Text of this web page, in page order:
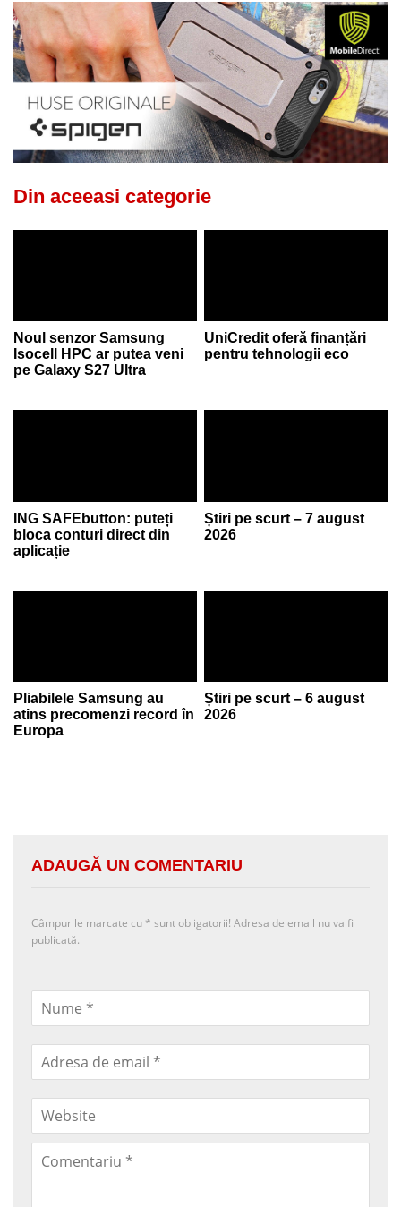
Din aceeasi categorie
Noul senzor Samsung
Isocell HPC ar putea veni
pe Galaxy S27 Ultra
UniCredit oferă finanțări
pentru tehnologii eco
ING SAFEbutton: puteți
bloca conturi direct din
aplicație
Știri pe scurt – 7 august
2026
Pliabilele Samsung au
atins precomenzi record în
Europa
Știri pe scurt – 6 august
2026
ADAUGĂ UN COMENTARIU
Câmpurile marcate cu * sunt obligatorii! Adresa de email nu va fi
publicată.